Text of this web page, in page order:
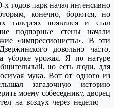
годов парк начал интенсивно
конечно, борются, но
галереях появился и стал
подпорные стены начали
«импрессионисты». В эти
довольно часто,
уборке урожая. Я по натуре
но есть люди, для
мука. Вот от одного из
загадочную историю
моему собеседнику, дворец
на воздух через неделю —